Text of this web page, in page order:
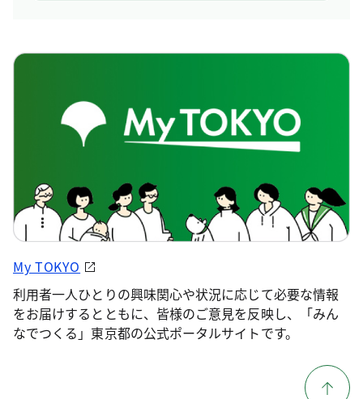
My TOKYO
利用者一人ひとりの興味関心や状況に応じて必要な情報
をお届けするとともに、皆様のご意見を反映し、「みん
なでつくる」東京都の公式ポータルサイトです。